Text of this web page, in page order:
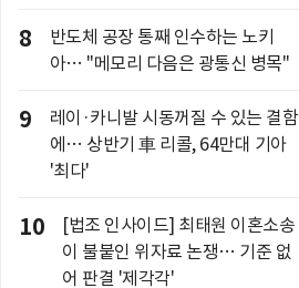
8
반도체 공장 통째 인수하는 노키
아… "메모리 다음은 광통신 병목"
9
레이·카니발 시동꺼질 수 있는 결함
에… 상반기 車 리콜, 64만대 기아
'최다'
10
[법조 인사이드] 최태원 이혼소송
이 불붙인 위자료 논쟁… 기준 없
어 판결 '제각각'